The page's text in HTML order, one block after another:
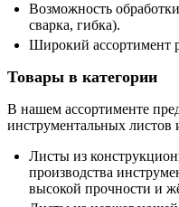
Возможность
сварка, гибка).
Широкий ассортимент
Товары в категории
В нашем ассортименте
инструментальных листов
Листы из
производства
высокой прочности и